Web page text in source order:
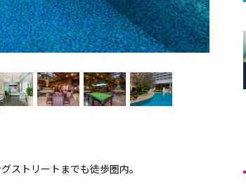
ストリートまでも徒歩圏内。